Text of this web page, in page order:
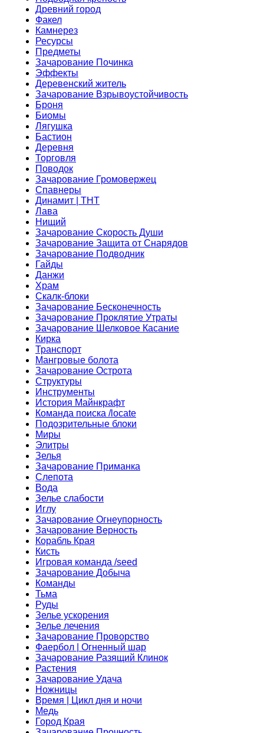
Древний город
Факел
Камнерез
Ресурсы
Предметы
Зачарование Починка
Эффекты
Деревенский житель
Зачарование Взрывоустойчивость
Броня
Биомы
Лягушка
Бастион
Деревня
Торговля
Поводок
Зачарование Громовержец
Спавнеры
Динамит | ТНТ
Лава
Нищий
Зачарование Скорость Души
Зачарование Защита от Снарядов
Зачарование Подводник
Гайды
Данжи
Храм
Скалк-блоки
Зачарование Бесконечность
Зачарование Проклятие Утраты
Зачарование Шелковое Касание
Кирка
Транспорт
Мангровые болота
Зачарование Острота
Структуры
Инструменты
История Майнкрафт
Команда поиска /locate
Подозрительные блоки
Миры
Элитры
Зелья
Зачарование Приманка
Слепота
Вода
Зелье слабости
Иглу
Зачарование Огнеупорность
Зачарование Верность
Корабль Края
Кисть
Игровая команда /seed
Зачарование Добыча
Команды
Тьма
Руды
Зелье ускорения
Зелье лечения
Зачарование Проворство
Фаербол | Огненный шар
Зачарование Разящий Клинок
Растения
Зачарование Удача
Ножницы
Время | Цикл дня и ночи
Медь
Город Края